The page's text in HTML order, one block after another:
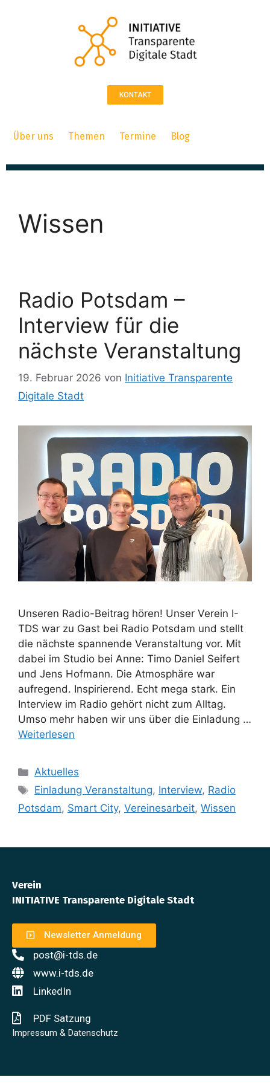
Über uns Themen Termine Blog
KONTAKT
Wissen
Radio Potsdam –
Interview für die
nächste Veranstaltung
19. Februar 2026 von Initiative Transparente
Digitale Stadt
Unseren Radio-Beitrag hören! Unser Verein I-
TDS war zu Gast bei Radio Potsdam und stellt
die nächste spannende Veranstaltung vor. Mit
dabei im Studio bei Anne: Timo Daniel Seifert
und Jens Hofmann. Die Atmosphäre war
aufregend. Inspirierend. Echt mega stark. Ein
Interview im Radio gehört nicht zum Alltag.
Umso mehr haben wir uns über die Einladung …
Weiterlesen
Aktuelles
Einladung Veranstaltung, Interview, Radio
Potsdam, Smart City, Vereinesarbeit, Wissen
Verein
INITIATIVE Transparente Digitale Stadt
Newsletter Anmeldung
post@i-tds.de
www.i-tds.de
LinkedIn
PDF Satzung
Impressum & Datenschutz